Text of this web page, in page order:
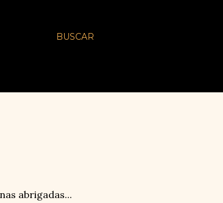
BUSCAR
abrigadas...